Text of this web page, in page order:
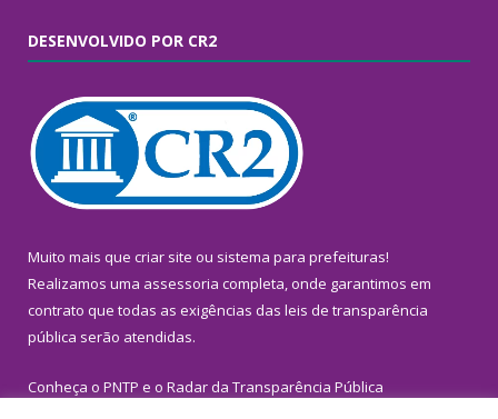
DESENVOLVIDO POR CR2
Muito mais que criar site ou sistema para prefeituras!
Realizamos uma assessoria completa, onde garantimos em
contrato que todas as exigências das leis de transparência
pública serão atendidas.
Conheça o PNTP e o Radar da Transparência Pública